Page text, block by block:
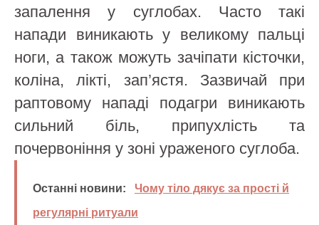
запалення у суглобах. Часто такі
напади виникають у великому пальці
ноги, а також можуть зачіпати кісточки,
коліна, лікті, зап’ястя. Зазвичай при
раптовому нападі подагри виникають
сильний біль, припухлість та
почервоніння у зоні ураженого суглоба.
Останні новини:
Чому тіло дякує за прості й
регулярні ритуали